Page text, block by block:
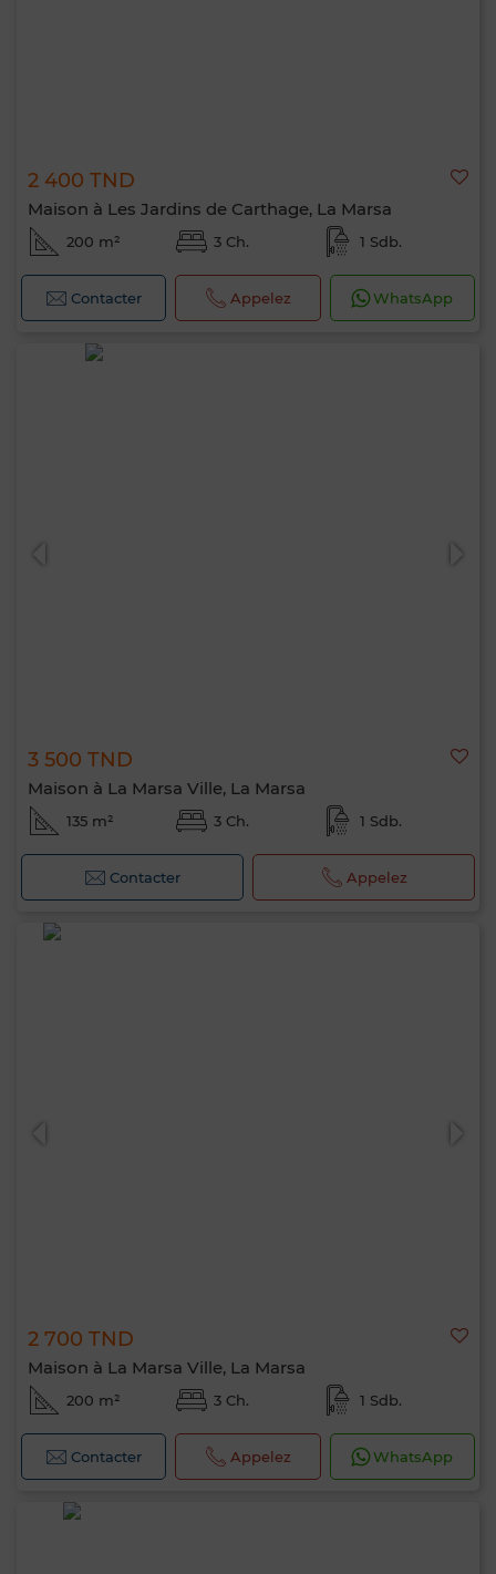
2 400 TND
Maison à Les Jardins de Carthage, La Marsa
200 m² 3 Ch. 1 Sdb.
Contacter Appelez WhatsApp
3 500 TND
Maison à La Marsa Ville, La Marsa
135 m² 3 Ch. 1 Sdb.
Contacter Appelez
2 700 TND
Maison à La Marsa Ville, La Marsa
200 m² 3 Ch. 1 Sdb.
Contacter Appelez WhatsApp